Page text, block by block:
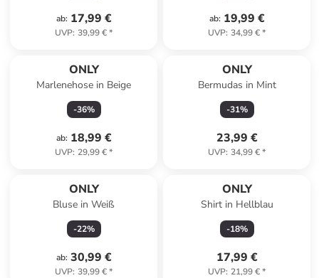
ab: 17,99 €
UVP: 39,99 €*
ab: 19,99 €
UVP: 34,99 €*
ONLY
Marlenehose in Beige
-36%
ab: 18,99 €
UVP: 29,99 €*
ONLY
Bermudas in Mint
-31%
23,99 €
UVP: 34,99 €*
ONLY
Bluse in Weiß
-22%
ab: 30,99 €
UVP: 39,99 €*
ONLY
Shirt in Hellblau
-18%
17,99 €
UVP: 21,99 €*